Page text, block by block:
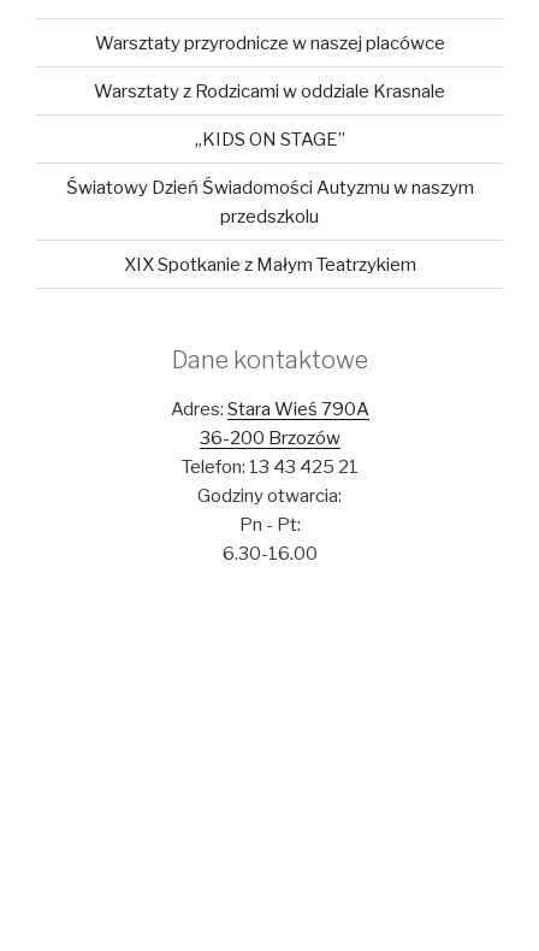
Warsztaty przyrodnicze w naszej placówce
Warsztaty z Rodzicami w oddziale Krasnale
„KIDS ON STAGE”
Światowy Dzień Świadomości Autyzmu w naszym
przedszkolu
XIX Spotkanie z Małym Teatrzykiem
Dane kontaktowe
Adres: Stara Wieś 790A
36-200 Brzozów
Telefon: 13 43 425 21
Godziny otwarcia:
Pn - Pt:
6.30-16.00